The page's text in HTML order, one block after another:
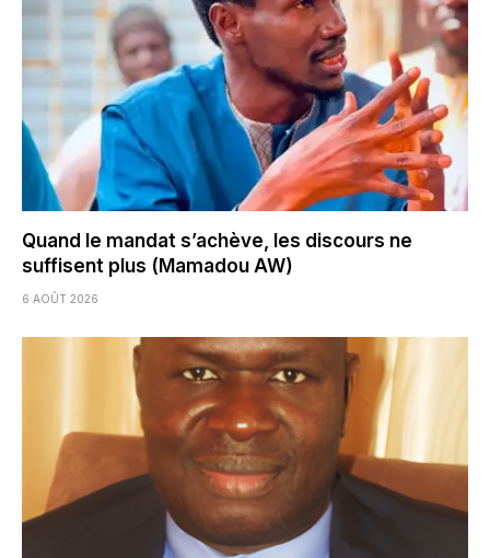
Quand le mandat s’achève, les discours ne
suffisent plus (Mamadou AW)
6 AOÛT 2026